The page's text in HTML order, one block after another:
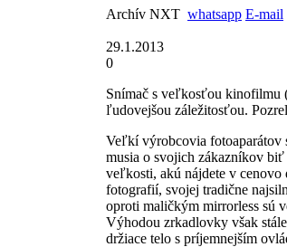
Archív NXT whatsapp E-mail
29.1.2013
0
Snímač s veľkosťou kinofilmu
ľudovejšou záležitosťou.
Veľkí výrobcovia fotoaparátov
musia o svojich zákazníkov biť
veľkosti, akú nájdete v
fotografií, svojej tradične
oproti maličkým mirrorless sú
Výhodou zrkadlovky však
držiace telo s príjemnejším